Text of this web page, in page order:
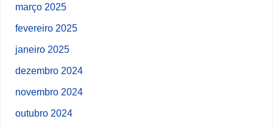
março 2025
fevereiro 2025
janeiro 2025
dezembro 2024
novembro 2024
outubro 2024